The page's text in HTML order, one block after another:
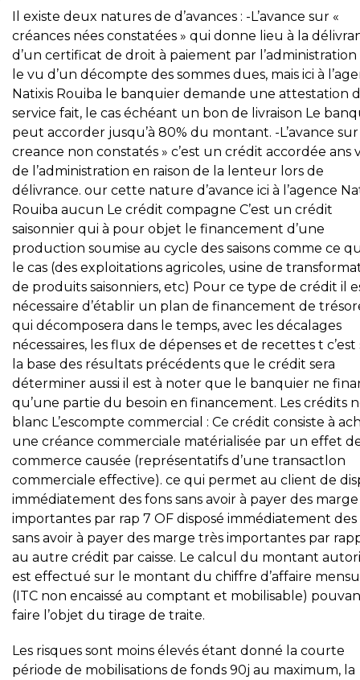
Il existe deux natures de d’avances : -L’avance sur «
créances nées constatées » qui donne lieu à la
d’un certificat de droit à paiement par l’administration
le vu d’un décompte des sommes dues, mais ici à
Natixis Rouiba le banquier demande une attestation
service fait, le cas échéant un bon de livraison Le
peut accorder jusqu’à 80% du montant. -L’avance sur
creance non constatés » c’est un crédit accordée ans
de l’administration en raison de la lenteur lors de
délivrance. our cette nature d’avance ici à l’agence
Rouiba aucun Le crédit compagne C’est un crédit
saisonnier qui à pour objet le financement d’une
production soumise au cycle des saisons comme ce
le cas (des exploitations agricoles, usine de
de produits saisonniers, etc) Pour ce type de crédit il
nécessaire d’établir un plan de financement de
qui décomposera dans le temps, avec les décalages
nécessaires, les flux de dépenses et de recettes t c’est
la base des résultats précédents que le crédit sera
déterminer aussi il est à noter que le banquier ne
qu’une partie du besoin en financement. Les crédits
blanc L’escompte commercial : Ce crédit consiste à
une créance commerciale matérialisée par un effet
commerce causée (représentatifs d’une transactlon
commerciale effective). ce qui permet au client de
immédiatement des fons sans avoir à payer des
importantes par rap 7 OF disposé immédiatement des
sans avoir à payer des marge très importantes par
au autre crédit par caisse. Le calcul du montant
est effectué sur le montant du chiffre d’affaire
(ITC non encaissé au comptant et mobilisable)
faire l’objet du tirage de traite.
Les risques sont moins élevés étant donné la courte
période de mobilisations de fonds 90j au maximum, la